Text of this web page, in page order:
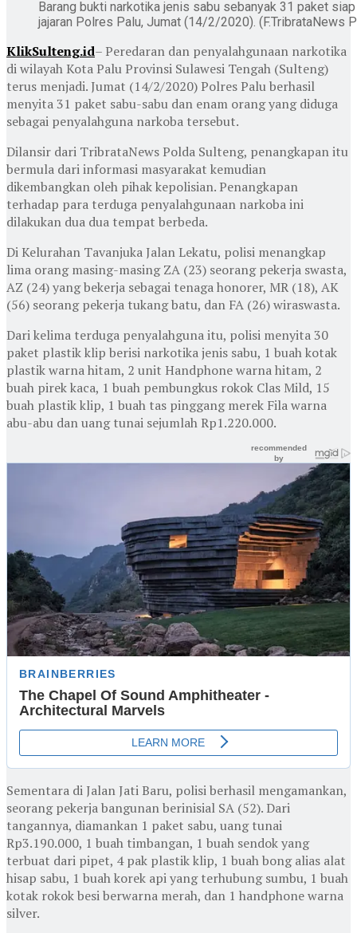
Barang bukti narkotika jenis sabu sebanyak 31 paket
jajaran Polres Palu, Jumat (14/2/2020). (F.TribrataNews
KlikSulteng.id– Peredaran dan penyalahgunaan narkotika
di wilayah Kota Palu Provinsi Sulawesi Tengah (Sulteng)
terus menjadi. Jumat (14/2/2020) Polres Palu berhasil
menyita 31 paket sabu-sabu dan enam orang yang diduga
sebagai penyalahguna narkoba tersebut.
Dilansir dari TribrataNews Polda Sulteng, penangkapan itu
bermula dari informasi masyarakat kemudian
dikembangkan oleh pihak kepolisian. Penangkapan
terhadap para terduga penyalahgunaan narkoba ini
dilakukan dua dua tempat berbeda.
Di Kelurahan Tavanjuka Jalan Lekatu, polisi menangkap
lima orang masing-masing ZA (23) seorang pekerja swasta,
AZ (24) yang bekerja sebagai tenaga honorer, MR (18), AK
(56) seorang pekerja tukang batu, dan FA (26) wiraswasta.
Dari kelima terduga penyalahguna itu, polisi menyita 30
paket plastik klip berisi narkotika jenis sabu, 1 buah kotak
plastik warna hitam, 2 unit Handphone warna hitam, 2
buah pirek kaca, 1 buah pembungkus rokok Clas Mild, 15
buah plastik klip, 1 buah tas pinggang merek Fila warna
abu-abu dan uang tunai sejumlah Rp1.220.000.
Sementara di Jalan Jati Baru, polisi berhasil mengamankan,
seorang pekerja bangunan berinisial SA (52). Dari
tangannya, diamankan 1 paket sabu, uang tunai
Rp3.190.000, 1 buah timbangan, 1 buah sendok yang
terbuat dari pipet, 4 pak plastik klip, 1 buah bong alias alat
hisap sabu, 1 buah korek api yang terhubung sumbu, 1 buah
kotak rokok besi berwarna merah, dan 1 handphone warna
silver.